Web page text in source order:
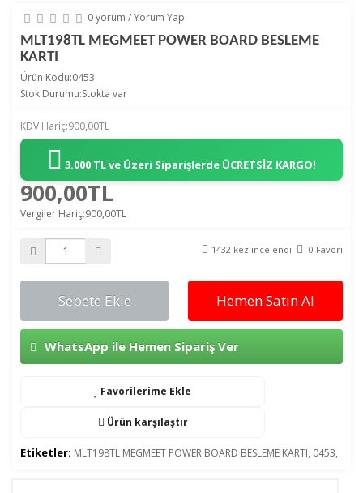
0 yorum /Yorum Yap
MLT198TL MEGMEET POWER BOARD BESLEME
KARTI
Ürün Kodu:0453
Stok Durumu:Stokta var
KDV Hariç:900,00TL
3.000 TL ve Üzeri Siparişlerde ÜCRETSİZ KARGO!
900,00TL
Vergiler Hariç:900,00TL
1432 kez incelendi 0 Favori
Sepete Ekle Hemen Satın Al
WhatsApp ile Hemen Sipariş Ver
Favorilerime Ekle
Ürün karşılaştır
Etiketler: MLT198TL MEGMEET POWER BOARD BESLEME KARTI, 0453,